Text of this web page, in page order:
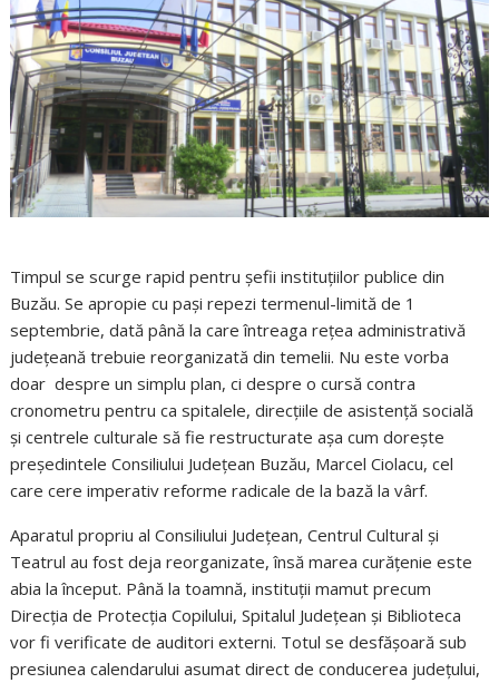
Timpul se scurge rapid pentru șefii instituțiilor publice din
Buzău. Se apropie cu pași repezi termenul-limită de 1
septembrie, dată până la care întreaga rețea administrativă
județeană trebuie reorganizată din temelii. Nu este vorba
doar despre un simplu plan, ci despre o cursă contra
cronometru pentru ca spitalele, direcțiile de asistență socială
și centrele culturale să fie restructurate așa cum dorește
președintele Consiliului Județean Buzău, Marcel Ciolacu, cel
care cere imperativ reforme radicale de la bază la vârf.
Aparatul propriu al Consiliului Județean, Centrul Cultural și
Teatrul au fost deja reorganizate, însă marea curățenie este
abia la început. Până la toamnă, instituții mamut precum
Direcția de Protecția Copilului, Spitalul Județean și Biblioteca
vor fi verificate de auditori externi. Totul se desfășoară sub
presiunea calendarului asumat direct de conducerea județului,